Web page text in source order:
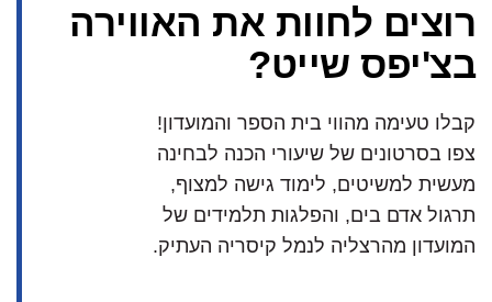
רוצים לחוות את האווירה
בצ'יפס שייט?
קבלו טעימה מהווי בית הספר והמועדון!
צפו בסרטונים של שיעורי הכנה לבחינה
מעשית למשיטים, לימוד גישה למצוף,
תרגול אדם בים, והפלגות תלמידים של
המועדון מהרצליה לנמל קיסריה העתיק.